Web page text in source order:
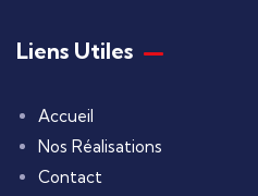
Liens Utiles
Accueil
Nos Réalisations
Contact